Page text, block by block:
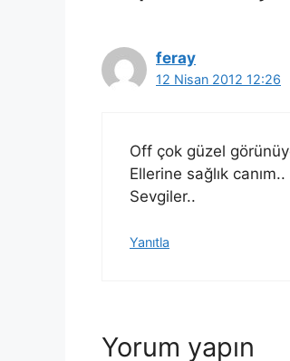
feray
12 Nisan 2012 12:26
Off çok güzel
Ellerine sağlık canım..
Sevgiler..
Yanıtla
Yorum yapın